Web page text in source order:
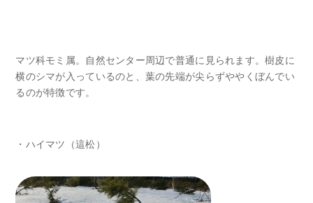
マツ科モミ属。自然センター周辺で普通に見られます。樹皮に
横のシマが入っているのと、葉の先端が尖らずややくぼんでい
るのが特徴です。
・ハイマツ（這松）